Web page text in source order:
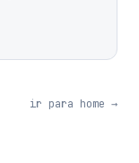
ir para home →